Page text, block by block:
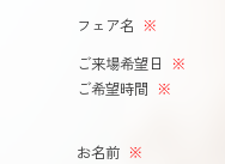
フェア名 ※
ご来場希望日 ※
ご希望時間 ※
お名前 ※